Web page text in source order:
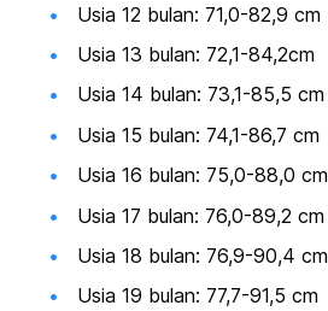
Usia 12 bulan: 71,0-82,9 cm
Usia 13 bulan: 72,1-84,2cm
Usia 14 bulan: 73,1-85,5 cm
Usia 15 bulan: 74,1-86,7 cm
Usia 16 bulan: 75,0-88,0 cm
Usia 17 bulan: 76,0-89,2 cm
Usia 18 bulan: 76,9-90,4 cm
Usia 19 bulan: 77,7-91,5 cm